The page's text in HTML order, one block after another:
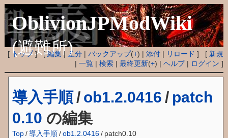
OblivionJPModWiki
(避難所)
[ トップ] [編集| 差分 |バックアップ(+) |添付 | リロード ] [ 新規
|一覧 |検索 |最終更新(+) |ヘルプ| ログイン ]
導入手順 / ob1.2.0416 / patch
0.10 の編集
Top /導入手順/ob1.2.0416/ patch0.10